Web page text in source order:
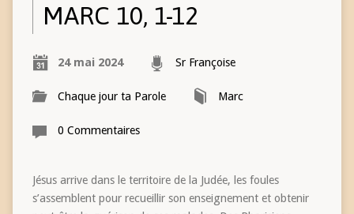
MARC 10, 1-12
24 mai 2024 Sr Françoise
Chaque jour ta Parole Marc
0 Commentaires
Jésus arrive dans le territoire de la Judée, les foules
s’assemblent pour recueillir son enseignement et obtenir